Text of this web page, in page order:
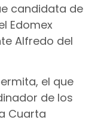
candidata de
Edomex
Alfredo del
el que
de los
Cuarta